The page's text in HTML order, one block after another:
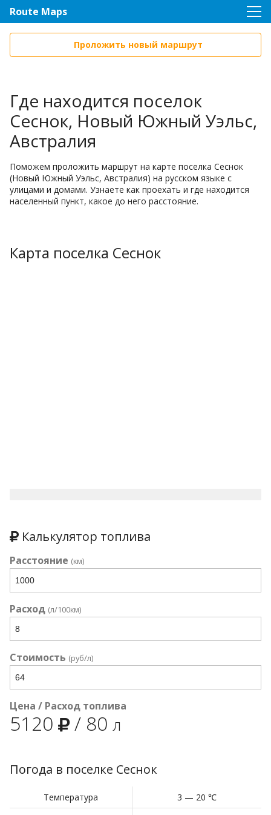
Route Maps
Проложить новый маршрут
Где находится поселок
Сеснок, Новый Южный Уэльс,
Австралия
Поможем проложить маршрут на карте поселка Сеснок
(Новый Южный Уэльс, Австралия) на русском языке с
улицами и домами. Узнаете как проехать и где находится
населенный пункт, какое до него расстояние.
Карта поселка Сеснок
Калькулятор топлива
Расстояние (км)
Расход (л/100км)
Стоимость (руб/л)
Цена / Расход топлива
5120 / 80 л
Погода в поселке Сеснок
Температура
3 — 20 ℃